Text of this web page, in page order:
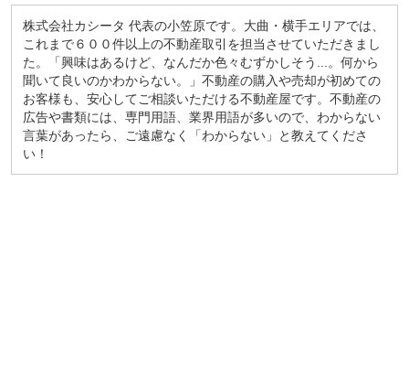
株式会社カシータ 代表の小笠原です。大曲・横手エリアでは、
これまで６００件以上の不動産取引を担当させていただきまし
た。「興味はあるけど、なんだか色々むずかしそう...。何から
聞いて良いのかわからない。」不動産の購入や売却が初めての
お客様も、安心してご相談いただける不動産屋です。不動産の
広告や書類には、専門用語、業界用語が多いので、わからない
言葉があったら、ご遠慮なく「わからない」と教えてくださ
い！